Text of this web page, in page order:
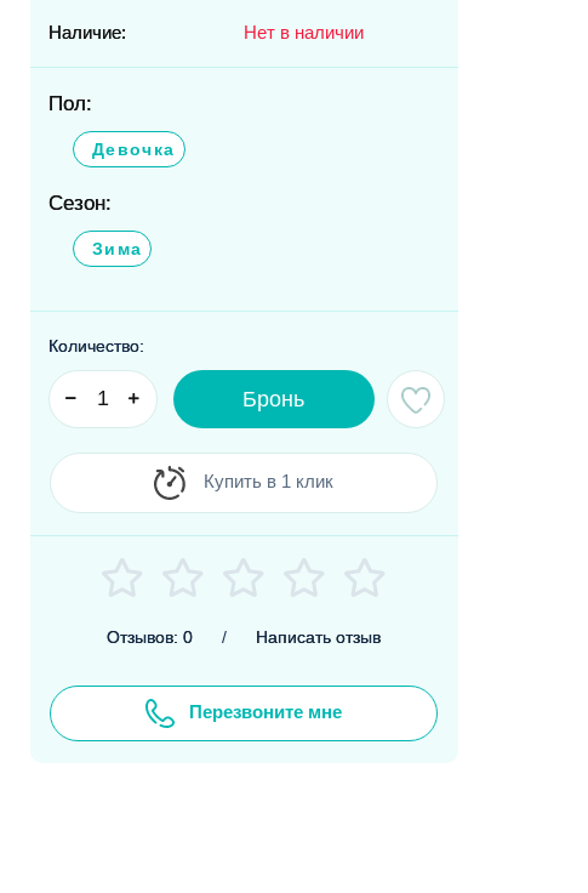
Наличие: Нет в наличии
Пол:
Девочка
Сезон:
Зима
Количество:
Бронь
Купить в 1 клик
Отзывов: 0 / Написать отзыв
Перезвоните мне